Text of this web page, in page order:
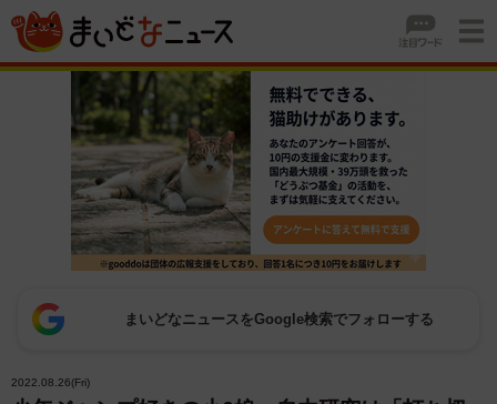
まいどなニュースをGoogle検索でフォローする
2022.08.26(Fri)